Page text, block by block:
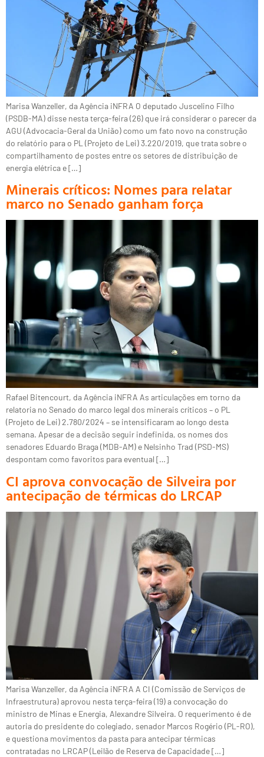
Marisa Wanzeller, da Agência iNFRA O deputado Juscelino Filho
(PSDB-MA) disse nesta terça-feira (26) que irá considerar o parecer da
AGU (Advocacia-Geral da União) como um fato novo na construção
do relatório para o PL (Projeto de Lei) 3.220/2019, que trata sobre o
compartilhamento de postes entre os setores de distribuição de
energia elétrica e […]
Minerais críticos: Nomes para relatar
marco no Senado ganham força
Rafael Bitencourt, da Agência iNFRA As articulações em torno da
relatoria no Senado do marco legal dos minerais críticos – o PL
(Projeto de Lei) 2.780/2024 – se intensificaram ao longo desta
semana. Apesar de a decisão seguir indefinida, os nomes dos
senadores Eduardo Braga (MDB-AM) e Nelsinho Trad (PSD-MS)
despontam como favoritos para eventual […]
CI aprova convocação de Silveira por
antecipação de térmicas do LRCAP
Marisa Wanzeller, da Agência iNFRA A CI (Comissão de Serviços de
Infraestrutura) aprovou nesta terça-feira (19) a convocação do
ministro de Minas e Energia, Alexandre Silveira. O requerimento é de
autoria do presidente do colegiado, senador Marcos Rogério (PL-RO),
e questiona movimentos da pasta para antecipar térmicas
contratadas no LRCAP (Leilão de Reserva de Capacidade […]